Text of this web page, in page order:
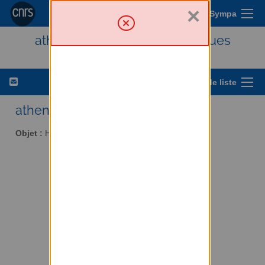
Menu Sympa
athena - Histoire des techniques
Options de liste
athena AT services.cnrs.fr
Objet : Histoire des techniques
×